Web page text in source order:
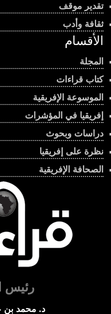
تقدير موقف
ثقافة وأدب
الأقسام
المجلة
كتاب قراءات
الموسوعة الإفريقية
إفريقيا في المؤشرات
دراسات وبحوث
نظرة على إفريقيا
الصحافة الإفريقية
رئيس
د. محمد بن